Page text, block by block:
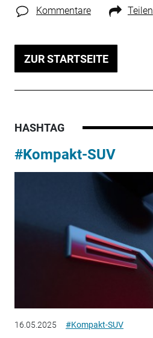
Kommentare Teilen
ZUR STARTSEITE
HASHTAG
#Kompakt-SUV
16.05.2025 #Kompakt-SUV